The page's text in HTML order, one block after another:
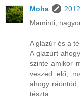
Moha
Maminti,
A glazúr és a
A glazúrt
szinte amikor
veszed elő,
ahogy
tészta.